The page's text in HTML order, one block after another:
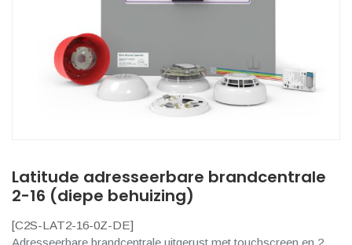
Latitude adresseerbare brandcentrale
2-16 (diepe behuizing)
[C2S-LAT2-16-0Z-DE]